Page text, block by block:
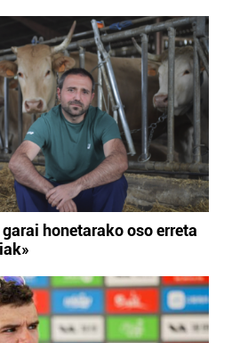
honetarako oso erreta